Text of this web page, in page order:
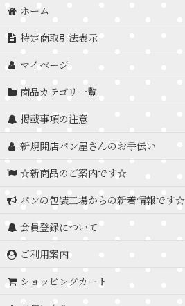
ホーム
特定商取引法表示
マイページ
商品カテゴリ一覧
掲載事項の注意
新規開店パン屋さんのお手伝い
☆新商品のご案内です☆
パンの包装工場からの新着情報です☆
会員登録について
ご利用案内
ショッピングカート